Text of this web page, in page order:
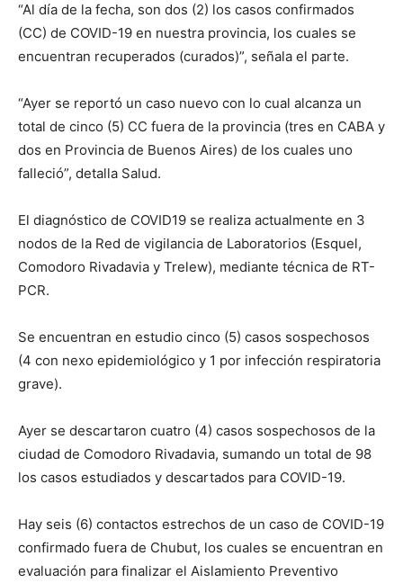
“Al día de la fecha, son dos (2) los casos confirmados
(CC) de COVID-19 en nuestra provincia, los cuales se
encuentran recuperados (curados)”, señala el parte.
“Ayer se reportó un caso nuevo con lo cual alcanza un
total de cinco (5) CC fuera de la provincia (tres en CABA y
dos en Provincia de Buenos Aires) de los cuales uno
falleció”, detalla Salud.
El diagnóstico de COVID19 se realiza actualmente en 3
nodos de la Red de vigilancia de Laboratorios (Esquel,
Comodoro Rivadavia y Trelew), mediante técnica de RT-
PCR.
Se encuentran en estudio cinco (5) casos sospechosos
(4 con nexo epidemiológico y 1 por infección respiratoria
grave).
Ayer se descartaron cuatro (4) casos sospechosos de la
ciudad de Comodoro Rivadavia, sumando un total de 98
los casos estudiados y descartados para COVID-19.
Hay seis (6) contactos estrechos de un caso de COVID-19
confirmado fuera de Chubut, los cuales se encuentran en
evaluación para finalizar el Aislamiento Preventivo